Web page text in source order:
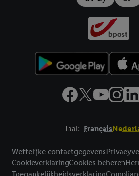
Taal: Français
Wettelijke contactgegevens
CookieverklaringCookies beheren
Toegankelijkheidsverklaring